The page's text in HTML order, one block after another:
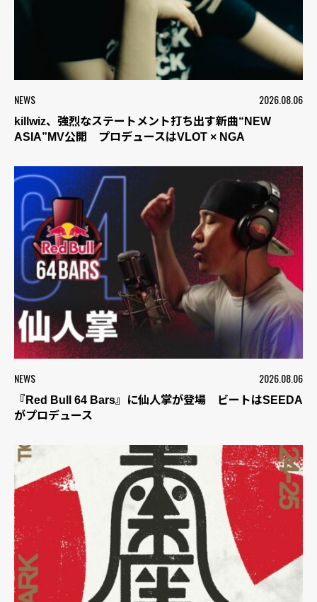
NEWS 2026.08.06
killwiz、強烈なステートメント打ち出す新曲“NEW
ASIA”MV公開 プロデュースはVLOT × NGA
NEWS 2026.08.06
『Red Bull 64 Bars』に仙人掌が登場 ビートはSEEDA
がプロデュース